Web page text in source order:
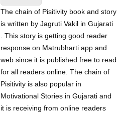
The chain of Pisitivity book and story
is written by Jagruti Vakil in Gujarati
. This story is getting good reader
response on Matrubharti app and
web since it is published free to read
for all readers online. The chain of
Pisitivity is also popular in
Motivational Stories in Gujarati and
it is receiving from online readers